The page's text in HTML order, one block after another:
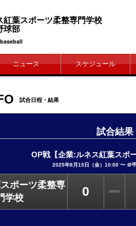
紅葉スポーツ柔整専門学校
球部
ニュース スケジュール
試合日程・結果
試合結果
OP戦【企業:ルネス紅葉スポ
2025年8月15日（金）10:00 〜 ＠
ポーツ柔整専
学校
0